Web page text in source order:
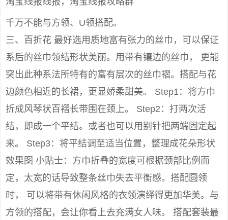
千万不能与方领、U领搭配。
三、百折花 最好选用质地富有张力的丝巾，可以保证
系后的丝巾领结形状美丽。用带有镶边的丝巾， 更能
突出此种系法所特有的富有层次的丝巾褶。搭配与花
边颜色相近的长裙，更显娇柔甜美。 Step1：将方巾
折成风琴状百褶长带围在颈上。 Step2：打两次活
结，即成一个平结。或者也可以用别针把两端固定起
来。 Step3：将平结调至适当位置，整理成花朵形状
效果图 小贴士：方巾折叠的宽度可根据颈部比例而
定，太宽的话导致整条丝巾失去平衡感。搭配圆领
时， 可以将带有休闲风格的衣领演绎得更加华美。与
方领的搭配，会让你看上去充满女人味。 搭配套装最